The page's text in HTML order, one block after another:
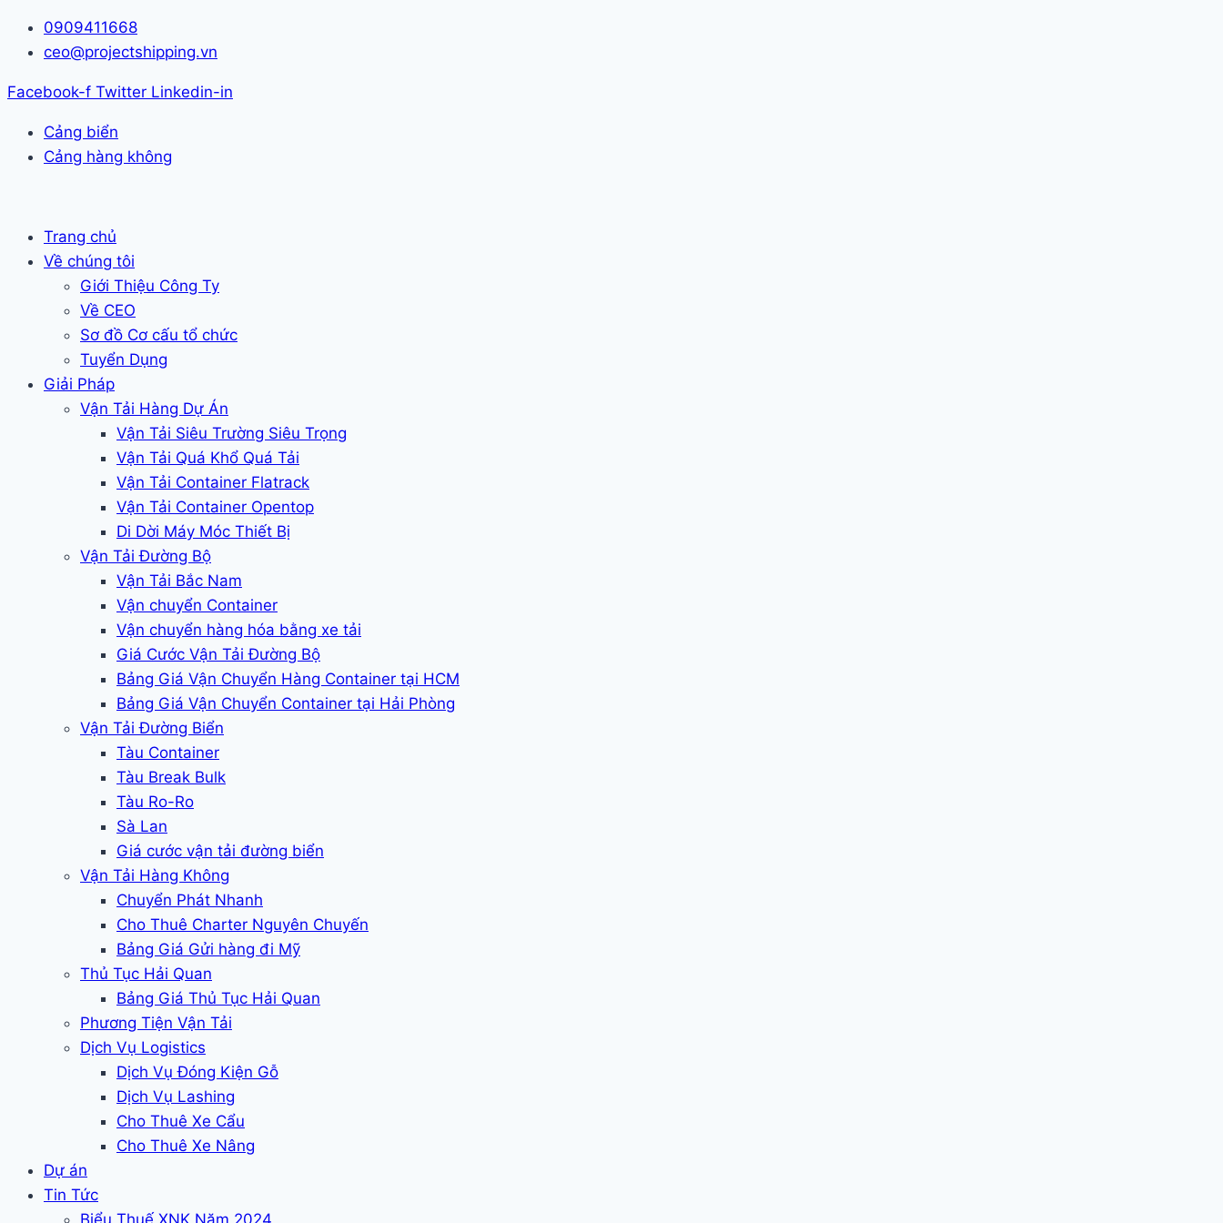
Skip
0909411668
ceo@projectshipping.vn
Facebook-f Twitter Linkedin-in
Cảng biển
Cảng hàng không
Trang chủ
Về chúng tôi
Giới Thiệu Công Ty
Về CEO
Sơ đồ Cơ cấu tổ chức
Tuyển Dụng
Giải Pháp
Vận Tải Hàng Dự Án
Vận Tải Siêu Trường Siêu Trọng
Vận Tải Quá Khổ Quá Tải
Vận Tải Container Flatrack
Vận Tải Container Opentop
Di Dời Máy Móc Thiết Bị
Vận Tải Đường Bộ
Vận Tải Bắc Nam
Vận chuyển Container
Vận chuyển hàng hóa bằng xe tải
Giá Cước Vận Tải Đường Bộ
Bảng Giá Vận Chuyển Hàng Container tại HCM
Bảng Giá Vận Chuyển Container tại Hải Phòng
Vận Tải Đường Biển
Tàu Container
Tàu Break Bulk
Tàu Ro-Ro
Sà Lan
Giá cước vận tải đường biển
Vận Tải Hàng Không
Chuyển Phát Nhanh
Cho Thuê Charter Nguyên Chuyến
Bảng Giá Gửi hàng đi Mỹ
Thủ Tục Hải Quan
Bảng Giá Thủ Tục Hải Quan
Phương Tiện Vận Tải
Dịch Vụ Logistics
Dịch Vụ Đóng Kiện Gỗ
Dịch Vụ Lashing
Cho Thuê Xe Cẩu
Cho Thuê Xe Nâng
Dự án
Tin Tức
Biểu Thuế XNK Năm 2024